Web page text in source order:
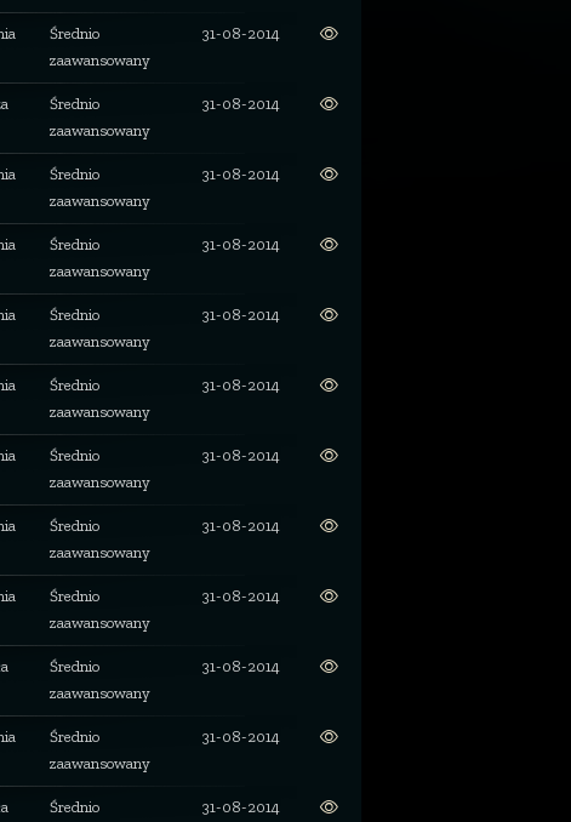
Średnio
zaawansowany
31-08-2014
Średnio
zaawansowany
31-08-2014
Średnio
zaawansowany
31-08-2014
Średnio
zaawansowany
31-08-2014
Średnio
zaawansowany
31-08-2014
Średnio
zaawansowany
31-08-2014
Średnio
zaawansowany
31-08-2014
Średnio
zaawansowany
31-08-2014
Średnio
zaawansowany
31-08-2014
Średnio
zaawansowany
31-08-2014
Średnio
zaawansowany
31-08-2014
Średnio 31-08-2014